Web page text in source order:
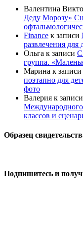
Валентина
Деду Морозу»
Finance к записи
развлечения для
Ольга к записи
группа.
Марина к записи
поэтапно для
фото
Валерия к записи
Международного
классов и
Образец
Подпишитесь и